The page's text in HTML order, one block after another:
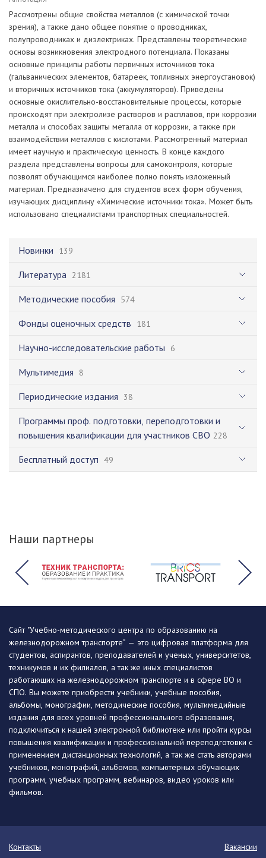
Новинки 139
Литература 2181
Методические пособия 574
Фонды оценочных средств 181
Научно-исследовательские работы 6
Мультимедия 8
Периодические издания 38
Программы проф. подготовки, переподготовки и
повышения квалификации для участников СВО 228
Бесплатный доступ 49
Рассмотрены общие свойства металлов (с химической точки
зрения), а также дано общее понятие о проводниках,
полупроводниках и диэлектриках. Представлены теоретические
основы возникновения электродного потенциала. Показаны
основные принципы работы первичных источников тока
(гальванических элементов, батареек, топливных энергоустановок)
и вторичных источников тока (аккумуляторов). Приведены
основные окислительно-восстановительные процессы, которые
происходят при электролизе растворов и расплавов, при коррозии
металла и способах защиты металла от коррозии, а также при
взаимодействии металлов с кислотами. Рассмотренный материал
имеет научную и практическую ценность. В конце каждого
раздела представлены вопросы для самоконтроля, которые
позволят обучающимся наиболее полно понять изложенный
материал. Предназначено для студентов всех форм обучения,
изучающих дисциплину «Химические источники тока». Может быть
использовано специалистами транспортных специальностей.
Наши партнеры
Сайт "Учебно-методического центра по образованию на
железнодорожном транспорте" — это цифровая платформа для
студентов, аспирантов, преподавателей и ученых, университетов,
техникумов и их филиалов, а так же иных специалистов
работающих на железнодорожном транспорте и в сфере ВО и
СПО. Вы можете приобрести учебники, учебные пособия,
альбомы, монографии, методические пособия, мультимедийные
издания для всех уровней профессионального образования,
подключиться к нашей электронной библиотеке или пройти курсы
повышения квалификации и профессиональной переподготовки с
применением дистанционных технологий, а так же стать авторами
учебников, монографий, альбомов, компьютерных обучающих
программ, учебных программ, вебинаров, видео уроков или
фильмов.
Контакты
Вакансии